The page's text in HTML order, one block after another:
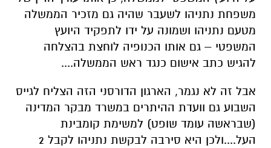
משפחת נתניהו לשעבר שהיה גם מזכיר הממשלה
מטעם נתניהו ושמונה על ידו לתפקיד היועץ
המשפטי – גם אותו הכנופיה לוחצת בהצלחה
להגיש כתב אישום כנגד ראש הממשלה....
אבל זה לא נגמר, הארגון הדורסני הזה הצליח לגייס
השבוע גם וועדת ההיתרים במשרד מבקר המדינה
(שבראשה עומד שופט) למשימת קומבינת
העל....ולכן היא סירבה לבקשת נתניהו לקבל 2